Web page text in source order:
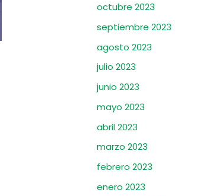
octubre 2023
septiembre 2023
agosto 2023
julio 2023
junio 2023
mayo 2023
abril 2023
marzo 2023
febrero 2023
enero 2023